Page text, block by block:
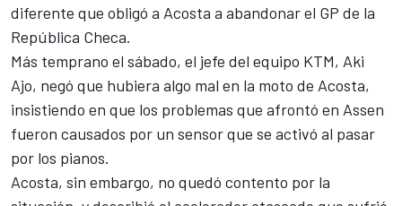
diferente que obligó a Acosta a abandonar el GP de la
República Checa.
Más temprano el sábado, el jefe del equipo KTM, Aki
Ajo, negó que hubiera algo mal en la moto de Acosta,
insistiendo en que los problemas que afrontó en Assen
fueron causados por un sensor que se activó al pasar
por los pianos.
Acosta, sin embargo, no quedó contento por la